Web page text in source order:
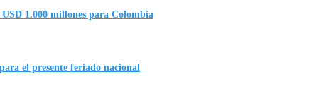
1.000 millones para Colombia
el presente feriado nacional